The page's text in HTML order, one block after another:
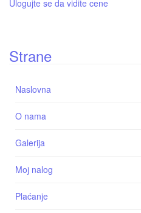
Ulogujte se da vidite cene
Strane
Naslovna
O nama
Galerija
Moj nalog
Plaćanje